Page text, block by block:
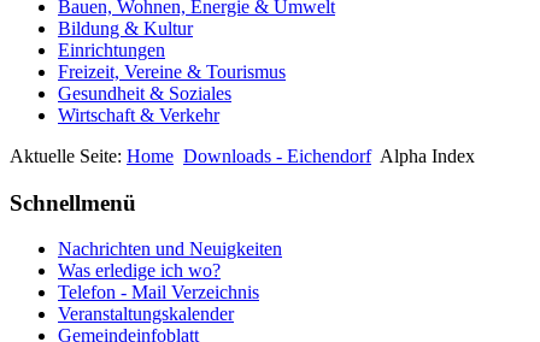
Bauen, Wohnen, Energie & Umwelt
Bildung & Kultur
Einrichtungen
Freizeit, Vereine & Tourismus
Gesundheit & Soziales
Wirtschaft & Verkehr
Aktuelle Seite: Home Downloads - Eichendorf Alpha Index
Schnellmenü
Nachrichten und Neuigkeiten
Was erledige ich wo?
Telefon - Mail Verzeichnis
Veranstaltungskalender
Gemeindeinfoblatt